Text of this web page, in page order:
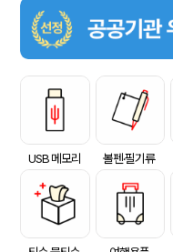
USB 메모리 볼펜·필기류